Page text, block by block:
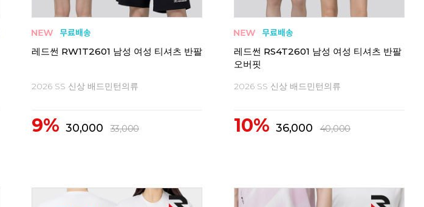
레드썬 RW1T2601 남성 여성 티셔츠 반팔
2026 SS 신상 배드민턴의류
9% 30,000 33,000
레드썬 RS4T2601 남성 여성 티셔츠 반팔
오버핏
2026 SS 신상 배드민턴의류
10% 36,000 40,000